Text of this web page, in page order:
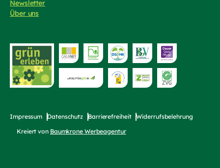
Newsletter
Über uns
Zur Website von "grün erleben"
Zur Website
bayerischer
Zur Website von die Raumbegrüner
Kreiert von Baumkrone Werbeagentur(externer Link, öffnet in neuem
Impressum Datenschutz Barrierefreiheit Widerrufsbelehrung